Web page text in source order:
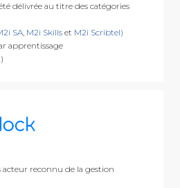
délivrée au titre des catégories
SA, M2i Skillset M2i Scribtel)
apprentissage
)
reconnu de la gestion